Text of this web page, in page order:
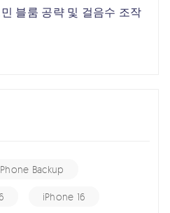
블룸 공략 및 걸음수 조작
Backup
iPhone 16